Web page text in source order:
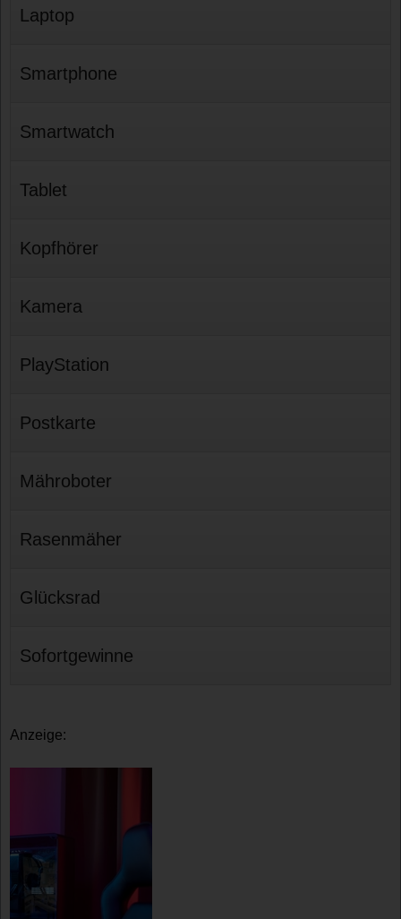
Laptop
Smartphone
Smartwatch
Tablet
Kopfhörer
Kamera
PlayStation
Postkarte
Mähroboter
Rasenmäher
Glücksrad
Sofortgewinne
Anzeige: